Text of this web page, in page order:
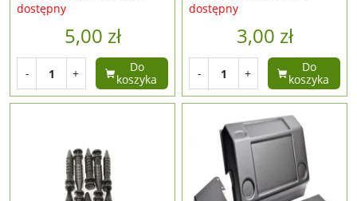
dostępny
5,00 zł
- +
Do
koszyka
dostępny
3,00 zł
- +
Do
koszyka